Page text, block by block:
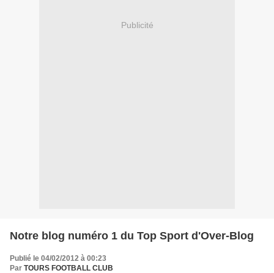
Publicité
Notre blog numéro 1 du Top Sport d'Over-Blog
Publié le 04/02/2012 à 00:23
Par TOURS FOOTBALL CLUB